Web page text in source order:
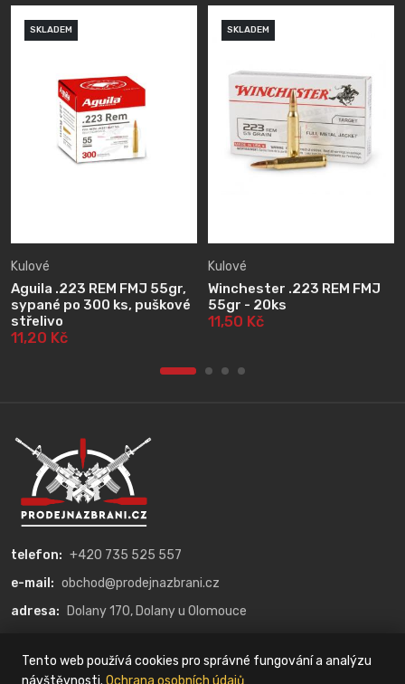
SKLADEM
Kulové
Aguila .223 REM FMJ 55gr,
sypané po 300 ks, puškové
střelivo
11,20 Kč
SKLADEM
Kulové
Winchester .223 REM FMJ
55gr - 20ks
11,50 Kč
telefon: +420 735 525 557
e-mail: obchod@prodejnazbrani.cz
adresa:
Dolany 170, Dolany u Olomouce
Tento web používá cookies pro správné fungování a analýzu
návštěvnosti. Ochrana osobních údajů